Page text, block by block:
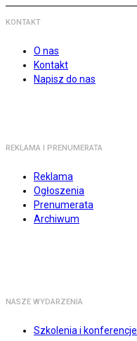
KONTAKT
O nas
Kontakt
Napisz do nas
REKLAMA I PRENUMERATA
Reklama
Ogłoszenia
Prenumerata
Archiwum
NASZE WYDARZENIA
Szkolenia i konferencje